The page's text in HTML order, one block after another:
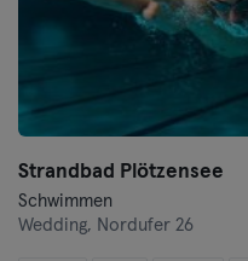
Strandbad Plötzensee
Schwimmen
Wedding, Nordufer 26